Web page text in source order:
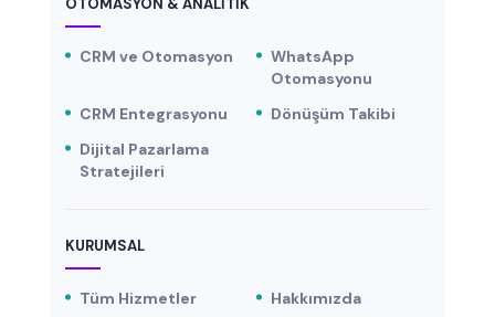
OTOMASYON & ANALITIK
CRM ve Otomasyon
WhatsApp
Otomasyonu
CRM Entegrasyonu
Dönüşüm Takibi
Dijital Pazarlama
Stratejileri
KURUMSAL
Tüm Hizmetler Hakkımızda